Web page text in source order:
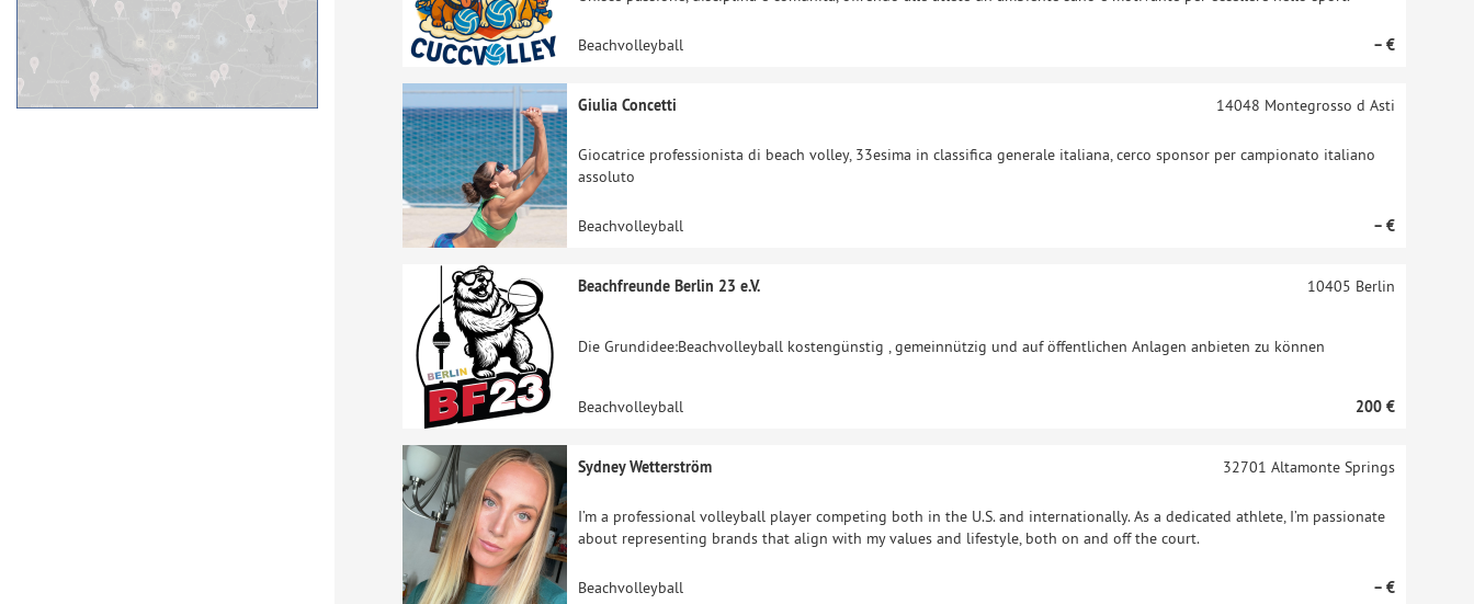
Beachvolleyball – €
Giulia Concetti
Giocatrice professionista di beach volley, 33esima in classifica generale italiana, cerco sponsor per campionato italiano
assoluto
14048 Montegrosso d Asti
Beachvolleyball – €
Beachfreunde Berlin 23 e.V.
Die Grundidee:Beachvolleyball kostengünstig , gemeinnützig und auf öffentlichen Anlagen anbieten zu können
10405 Berlin
Beachvolleyball 200 €
Sydney Wetterström
I’m a professional volleyball player competing both in the U.S. and internationally. As a dedicated athlete, I’m passionate
about representing brands that align with my values and lifestyle, both on and off the court.
32701 Altamonte Springs
Beachvolleyball – €